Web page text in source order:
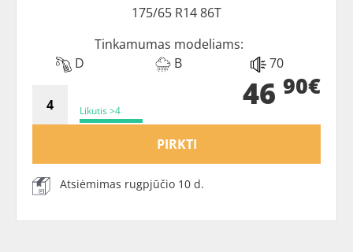
175/65 R14 86T
Tinkamumas modeliams:
D
B 70
Likutis >4 46 90€
PIRKTI
Atsiėmimas rugpjūčio 10 d.